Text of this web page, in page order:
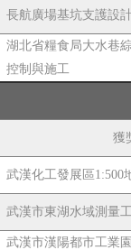
長航廣場基坑支護設
湖北省糧食局大水巷
控制與施工
獲
武漢化工發展區1:500
武漢市東湖水域測量
武漢市漢陽都市工業